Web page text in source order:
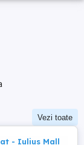
Vezi toate
- Iulius Mall